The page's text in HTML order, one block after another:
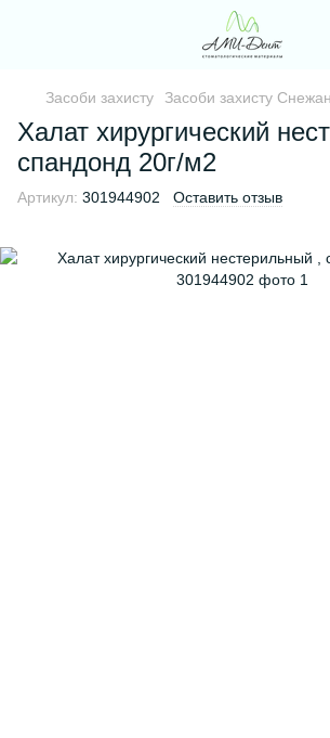
Засоби захисту Засоби захисту
Халат хирургический
спандонд 20г/м2
Артикул: 301944902 Оставить отзыв